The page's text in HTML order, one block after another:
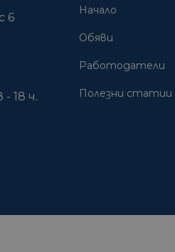
6
18 ч.
Начало
Обяви
Работодатели
Полезни статии